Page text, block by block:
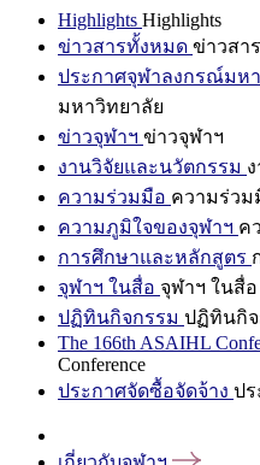
Highlights Highlights
ข่าวสารทั้งหมด ข่าวสา
ประกาศจุฬาลงกรณ์มห
มหาวิทยาลัย
ข่าวจุฬาฯ ข่าวจุฬาฯ
งานวิจัยและนวัตกรรม
ความร่วมมือ ความร่วม
ความภูมิใจของจุฬาฯ ค
การศึกษาและหลักสูตร
จุฬาฯ ในสื่อ จุฬาฯ ในสื่อ
ปฏิทินกิจกรรม ปฏิทินกิจ
The 166th ASAIHL
Conference
ประกาศจัดซื้อจัดจ้าง ปร